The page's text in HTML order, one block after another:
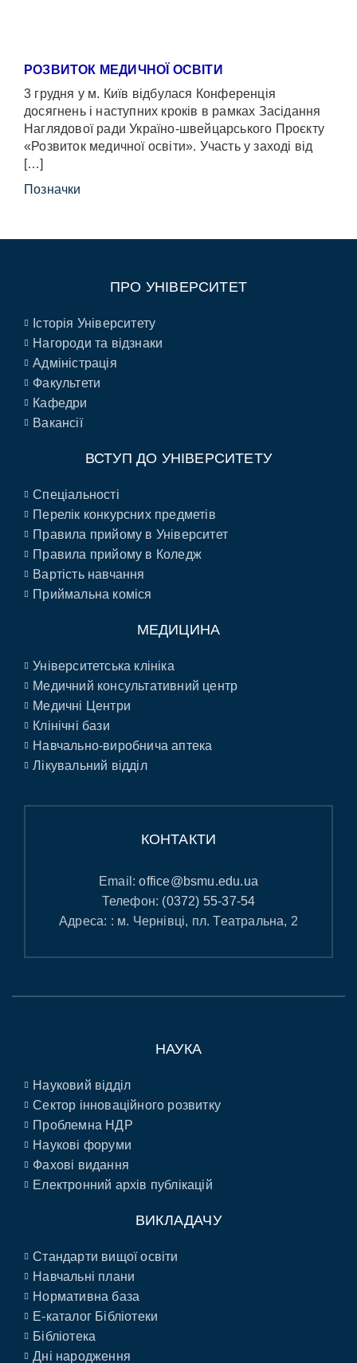
РОЗВИТОК МЕДИЧНОЇ ОСВІТИ
3 грудня у м. Київ відбулася Конференція
досягнень і наступних кроків в рамках Засідання
Наглядової ради Україно-швейцарського Проєкту
«Розвиток медичної освіти». Участь у заході від
[…]
Позначки
ПРО УНІВЕРСИТЕТ
Історія Університету
Нагороди та відзнаки
Адміністрація
Факультети
Кафедри
Вакансії
ВСТУП ДО УНІВЕРСИТЕТУ
Спеціальності
Перелік конкурсних предметів
Правила прийому в Університет
Правила прийому в Коледж
Вартість навчання
Приймальна коміся
МЕДИЦИНА
Університетська клініка
Медичний консультативний центр
Медичні Центри
Клінічні бази
Навчально-виробнича аптека
Лікувальний відділ
КОНТАКТИ
Email:office@bsmu.edu.ua
Телефон: (0372) 55-37-54
Адреса: : м. Чернівці, пл. Театральна, 2
НАУКА
Науковий відділ
Сектор інноваційного розвитку
Проблемна НДР
Наукові форуми
Фахові видання
Електронний архів публікацій
ВИКЛАДАЧУ
Стандарти вищої освіти
Навчальні плани
Нормативна база
E-каталог Бібліотеки
Бібліотека
Дні народження